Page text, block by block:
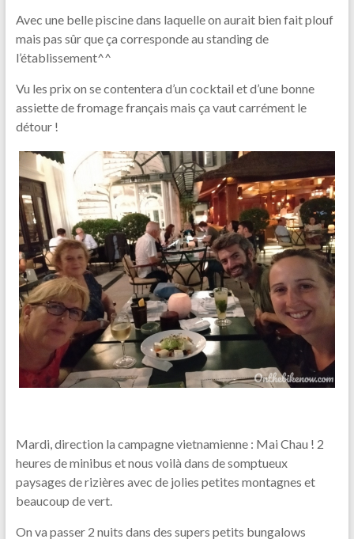
Avec une belle piscine dans laquelle on aurait bien fait plouf
mais pas sûr que ça corresponde au standing de
l’établissement^^
Vu les prix on se contentera d’un cocktail et d’une bonne
assiette de fromage français mais ça vaut carrément le
détour !
Mardi, direction la campagne vietnamienne : Mai Chau ! 2
heures de minibus et nous voilà dans de somptueux
paysages de rizières avec de jolies petites montagnes et
beaucoup de vert.
On va passer 2 nuits dans des supers petits bungalows